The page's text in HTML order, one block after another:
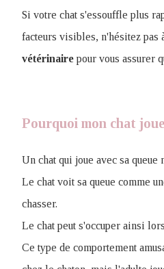
Si votre chat s'essouffle plus
facteurs visibles, n'hésitez pas
vétérinaire pour vous assurer
Pourquoi mon chat joue
Un chat qui joue avec sa queue
Le chat voit sa queue comme
chasser.
Le chat peut s'occuper ainsi
Ce type de comportement